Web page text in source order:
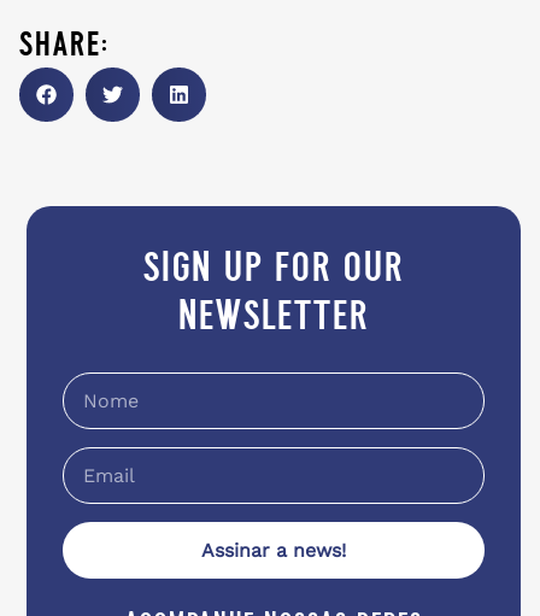
share:
sign up for our
newsletter
Assinar a news!